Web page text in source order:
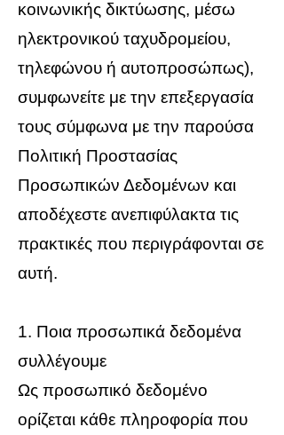
κοινωνικής δικτύωσης, μέσω
ηλεκτρονικού ταχυδρομείου,
τηλεφώνου ή αυτοπροσώπως),
συμφωνείτε με την επεξεργασία
τους σύμφωνα με την παρούσα
Πολιτική Προστασίας
Προσωπικών Δεδομένων και
αποδέχεστε ανεπιφύλακτα τις
πρακτικές που περιγράφονται σε
αυτή.
1. Ποια προσωπικά δεδομένα
συλλέγουμε
Ως προσωπικό δεδομένο
ορίζεται κάθε πληροφορία που